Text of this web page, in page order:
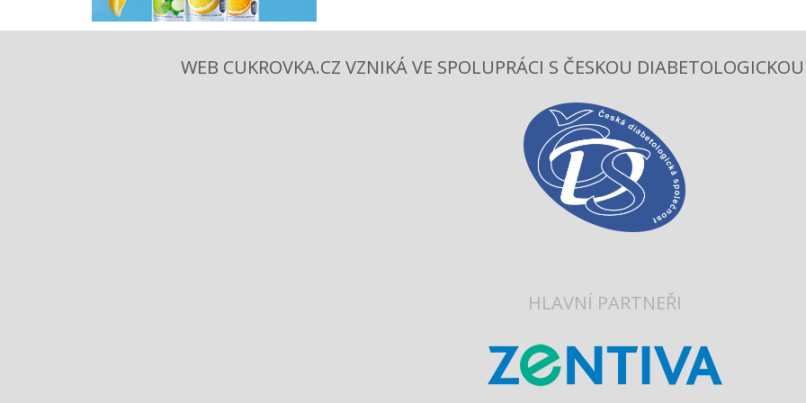
WEB CUKROVKA.CZ VZNIKÁ VE SPOLUPRÁCI S ČESKOU
HLAVNÍ PARTNEŘI